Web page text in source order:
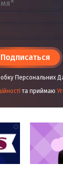
Подписаться
Персональних
та приймаю